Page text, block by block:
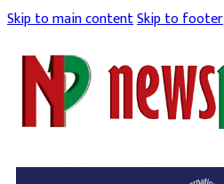
Skip to main contentSkip to footer